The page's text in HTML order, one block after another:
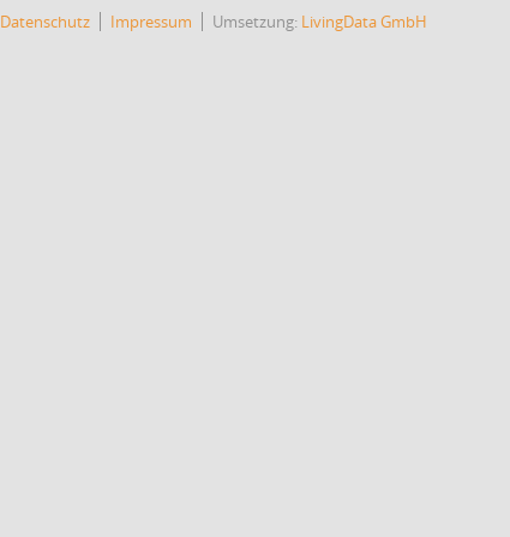
Datenschutz Impressum Umsetzung: LivingData GmbH